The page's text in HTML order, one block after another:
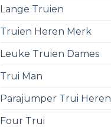
Lange Truien
Truien Heren Merk
Leuke Truien Dames
Trui Man
Parajumper Trui Heren
Four Trui